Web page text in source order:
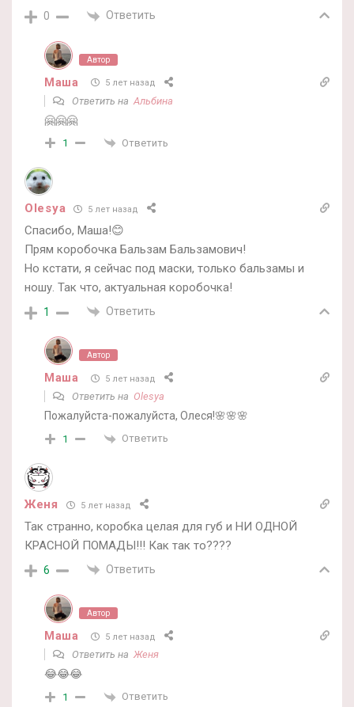
0 Ответить
Автор
Маша 5 лет назад
Ответить на Альбина
🤗🤗🤗
1 Ответить
Olesya 5 лет назад
Спасибо, Маша!😊
Прям коробочка Бальзам Бальзамович!
Но кстати, я сейчас под маски, только бальзамы и
ношу. Так что, актуальная коробочка!
1 Ответить
Автор
Маша 5 лет назад
Ответить на Olesya
Пожалуйста-пожалуйста, Олеся!🌸🌸🌸
1 Ответить
Женя 5 лет назад
Так странно, коробка целая для губ и НИ ОДНОЙ
КРАСНОЙ ПОМАДЫ!!! Как так то????
6 Ответить
Автор
Маша 5 лет назад
Ответить на Женя
😂😂😂
1 Ответить